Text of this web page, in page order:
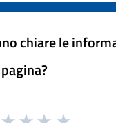
chiare le